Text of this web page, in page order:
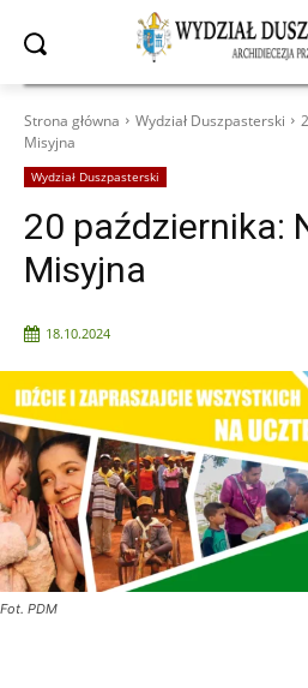
Strona główna Wydział Duszpasterski
Misyjna
Wydział Duszpasterski
20 października:
Misyjna
18.10.2024
Fot. PDM